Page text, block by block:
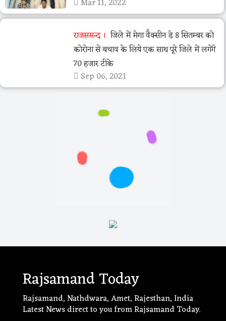
Mar 11, 2022
राजसमन्द
जिले में मेगा वैक्सीन डे 8 सितम्बर को
कोरोना से बचाव के लिये एक साथ पूरे जिले में लगेंगे
70 हजार टीके
Sep 06, 2021
Rajsamand Today
Rajsamand, Nathdwara, Amet, Rajesthan, India
Latest News direct to you from Rajsamand Today.